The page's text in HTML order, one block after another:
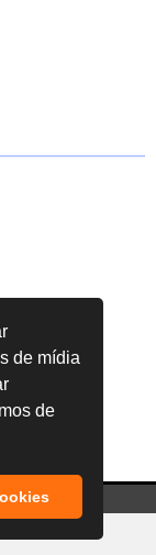
de mídia
de